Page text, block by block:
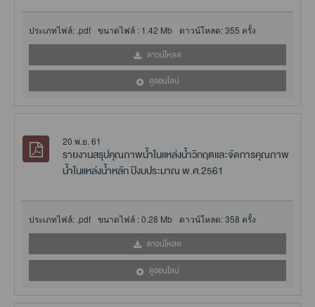
ประเภทไฟล์: .pdf ขนาดไฟล์ : 1.42 Mb ดาวน์โหลด:355 ครั้ง
ดาวน์โหลด
ดูออนไลน์
20 พ.ย. 61
รายงานสรุปคุณภาพน้ำในเเหล่งน้ำวิกฤตเเละจัดการคุณภาพ
น้ำในเเหล่งน้ำหลัก ปีงบประมาณ พ.ศ.2561
ประเภทไฟล์: .pdf ขนาดไฟล์ :0.28 Mb ดาวน์โหลด:358 ครั้ง
ดาวน์โหลด
ดูออนไลน์